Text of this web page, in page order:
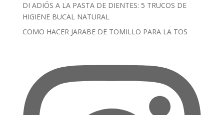
DI ADIÓS A LA PASTA DE DIENTES: 5 TRUCOS DE
HIGIENE BUCAL NATURAL
COMO HACER JARABE DE TOMILLO PARA LA TOS